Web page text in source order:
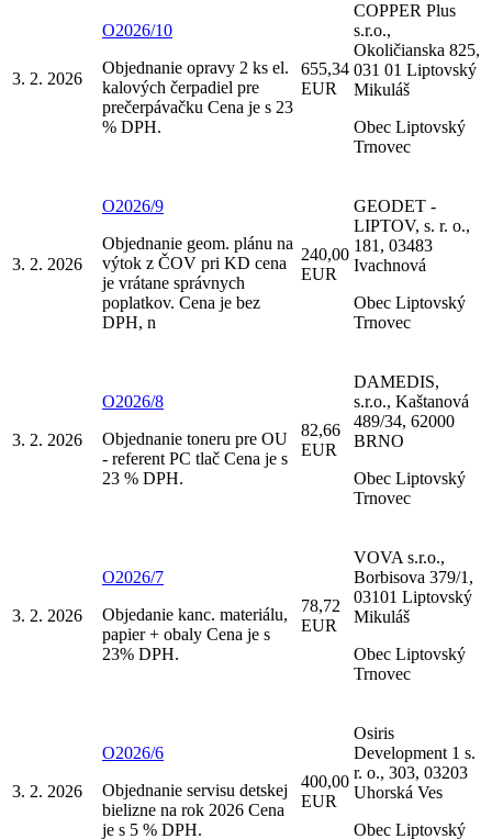
3. 2. 2026
O2026/10
Objednanie opravy 2 ks el.
kalových čerpadiel pre
prečerpávačku Cena je s 23
% DPH.
655,34
EUR
COPPER Plus
s.r.o.,
Okoličianska 825,
031 01 Liptovský
Mikuláš
Obec Liptovský
Trnovec
3. 2. 2026
O2026/9
Objednanie geom. plánu na
výtok z ČOV pri KD cena
je vrátane správnych
poplatkov. Cena je bez
DPH, n
240,00
EUR
GEODET -
LIPTOV, s. r. o.,
181, 03483
Ivachnová
Obec Liptovský
Trnovec
3. 2. 2026
O2026/8
Objednanie toneru pre OU
- referent PC tlač Cena je s
23 % DPH.
82,66
EUR
DAMEDIS,
s.r.o., Kaštanová
489/34, 62000
BRNO
Obec Liptovský
Trnovec
3. 2. 2026
O2026/7
Objedanie kanc. materiálu,
papier + obaly Cena je s
23% DPH.
78,72
EUR
VOVA s.r.o.,
Borbisova 379/1,
03101 Liptovský
Mikuláš
Obec Liptovský
Trnovec
3. 2. 2026
O2026/6
Objednanie servisu detskej
bielizne na rok 2026 Cena
je s 5 % DPH.
400,00
EUR
Osiris
Development 1 s.
r. o., 303, 03203
Uhorská Ves
Obec Liptovský